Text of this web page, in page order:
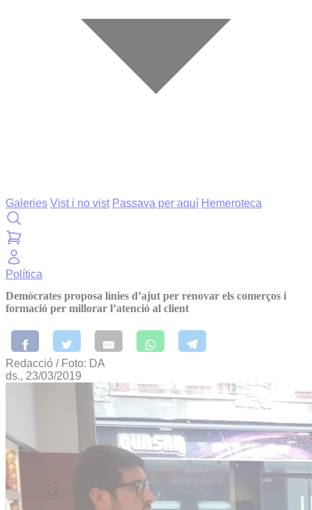
Galeries Vist i no vist Passava per aquí Hemeroteca
Política
Demòcrates proposa línies d’ajut per renovar els comerços i
formació per millorar l’atenció al client
Redacció / Foto: DA
ds., 23/03/2019